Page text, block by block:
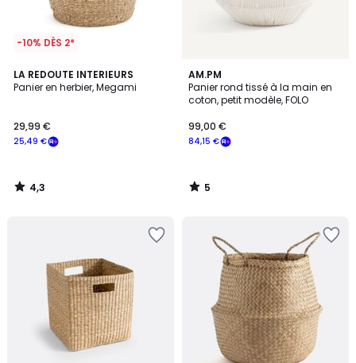
-10% DÈS 2*
LA REDOUTE INTERIEURS
Panier en herbier, Megami
25,49 €
29,99 €
4,3
/ 5
4,3
/
AM.PM
Panier rond tissé à la main en
coton, petit modèle, FOLO
84,15 €
99,00 €
5
/
5
5
/